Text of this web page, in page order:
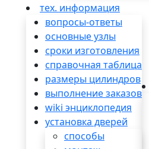
тех. информация
вопросы-ответы
основные узлы
сроки изготовления
справочная таблица
размеры цилиндров
выполнение заказов
wiki энциклопедия
установка дверей
способы